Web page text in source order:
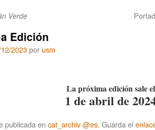
Verde
Edición
2023por usm
La próxima edición sale el
1 de abril de
publicada en cat_archiv @es. Guarda el